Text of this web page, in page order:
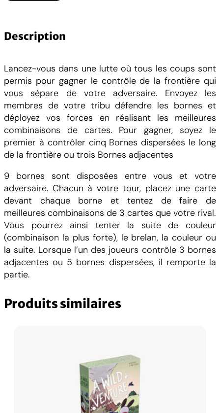
n
t
é
d
e
S
c
h
o
t
e
n
-
T
o
t
t
e
Description
Lancez-vous dans une lutte où tous les coups sont
permis pour gagner le contrôle de la frontière qui
vous sépare de votre adversaire. Envoyez les
membres de votre tribu défendre les bornes et
déployez vos forces en réalisant les meilleures
combinaisons de cartes. Pour gagner, soyez le
premier à contrôler cinq Bornes dispersées le long
de la frontière ou trois Bornes adjacentes
9 bornes sont disposées entre vous et votre
adversaire. Chacun à votre tour, placez une carte
devant chaque borne et tentez de faire de
meilleures combinaisons de 3 cartes que votre rival.
Vous pourrez ainsi tenter la suite de couleur
(combinaison la plus forte), le brelan, la couleur ou
la suite. Lorsque l’un des joueurs contrôle 3 bornes
adjacentes ou 5 bornes dispersées, il remporte la
partie.
Produits similaires